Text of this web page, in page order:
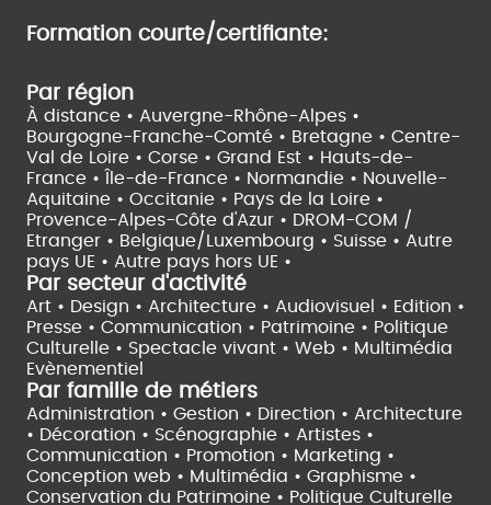
Formation courte/certifiante:
Par région
À distance • Auvergne-Rhône-Alpes •
Bourgogne-Franche-Comté • Bretagne • Centre-
Val de Loire • Corse • Grand Est • Hauts-de-
France •
Île-de-France • Normandie • Nouvelle-
Aquitaine • Occitanie • Pays de la Loire •
Provence-Alpes-Côte d'Azur • DROM-COM /
Etranger • Belgique/Luxembourg • Suisse • Autre
pays UE • Autre pays hors UE •
Par secteur d'activité
Art • Design • Architecture • Audiovisuel • Edition •
Presse • Communication • Patrimoine • Politique
Culturelle • Spectacle vivant • Web • Multimédia
Evènementiel
Par famille de métiers
Administration • Gestion • Direction • Architecture
• Décoration • Scénographie • Artistes •
Communication • Promotion • Marketing •
Conception web • Multimédia • Graphisme •
Conservation du Patrimoine • Politique Culturelle